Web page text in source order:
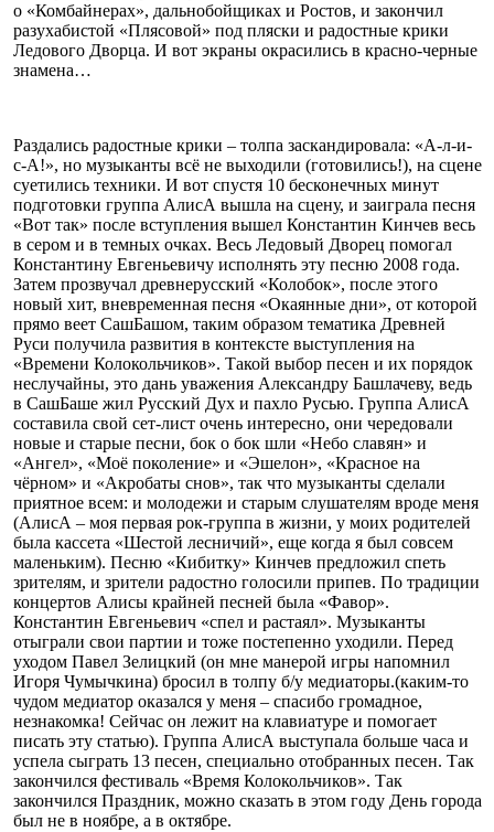
о «Комбайнерах», дальнобойщиках и Ростов, и закончил
разухабистой «Плясовой» под пляски и радостные крики
Ледового Дворца. И вот экраны окрасились в красно-черные
знамена…
Раздались радостные крики – толпа заскандировала: «А-л-и-
с-А!», но музыканты всё не выходили (готовились!), на сцене
суетились техники. И вот спустя 10 бесконечных минут
подготовки группа АлисА вышла на сцену, и заиграла песня
«Вот так» после вступления вышел Константин Кинчев весь
в сером и в темных очках. Весь Ледовый Дворец помогал
Константину Евгеньевичу исполнять эту песню 2008 года.
Затем прозвучал древнерусский «Колобок», после этого
новый хит, вневременная песня «Окаянные дни», от которой
прямо веет СашБашом, таким образом тематика Древней
Руси получила развития в контексте выступления на
«Времени Колокольчиков». Такой выбор песен и их порядок
неслучайны, это дань уважения Александру Башлачеву, ведь
в СашБаше жил Русский Дух и пахло Русью. Группа АлисА
составила свой сет-лист очень интересно, они чередовали
новые и старые песни, бок о бок шли «Небо славян» и
«Ангел», «Моё поколение» и «Эшелон», «Красное на
чёрном» и «Акробаты снов», так что музыканты сделали
приятное всем: и молодежи и старым слушателям вроде меня
(АлисА – моя первая рок-группа в жизни, у моих родителей
была кассета «Шестой лесничий», еще когда я был совсем
маленьким). Песню «Кибитку» Кинчев предложил спеть
зрителям, и зрители радостно голосили припев. По традиции
концертов Алисы крайней песней была «Фавор».
Константин Евгеньевич «спел и растаял». Музыканты
отыграли свои партии и тоже постепенно уходили. Перед
уходом Павел Зелицкий (он мне манерой игры напомнил
Игоря Чумычкина) бросил в толпу б/у медиаторы.(каким-то
чудом медиатор оказался у меня – спасибо громадное,
незнакомка! Сейчас он лежит на клавиатуре и помогает
писать эту статью). Группа АлисА выступала больше часа и
успела сыграть 13 песен, специально отобранных песен. Так
закончился фестиваль «Время Колокольчиков». Так
закончился Праздник, можно сказать в этом году День города
был не в ноябре, а в октябре.